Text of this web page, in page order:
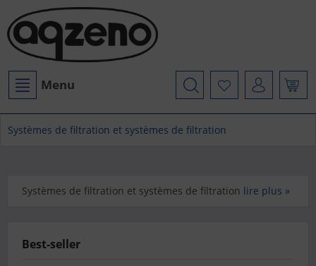
Menu
Systèmes de filtration et systèmes de filtration
Systèmes de filtration et systèmes de filtration lire plus »
Best-seller